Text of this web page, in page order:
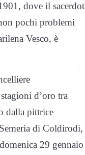
dove il
pochi problemi
Vesco, è
d’oro tra
dalla pittrice
di Coldirodi,
29 gennaio